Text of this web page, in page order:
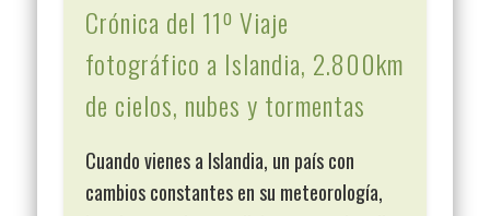
Crónica del 11º Viaje
fotográfico a Islandia, 2.800km
de cielos, nubes y tormentas
Cuando vienes a Islandia, un país con
cambios constantes en su meteorología,